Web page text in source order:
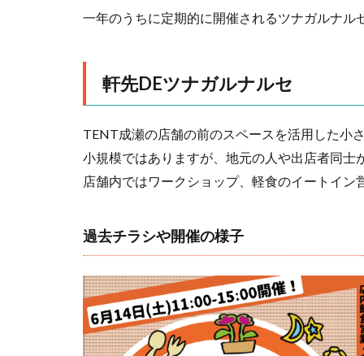
一年のうちに定期的に開催されるツナガルナ
軒先DEツナガルナルセ
TENT成瀬の店舗の前のスペースを活用した小
小規模ではありますが、地元の人や出店者同士
店舗内ではワークショップ、軽食のイートイ
過去チラシや開催の様子